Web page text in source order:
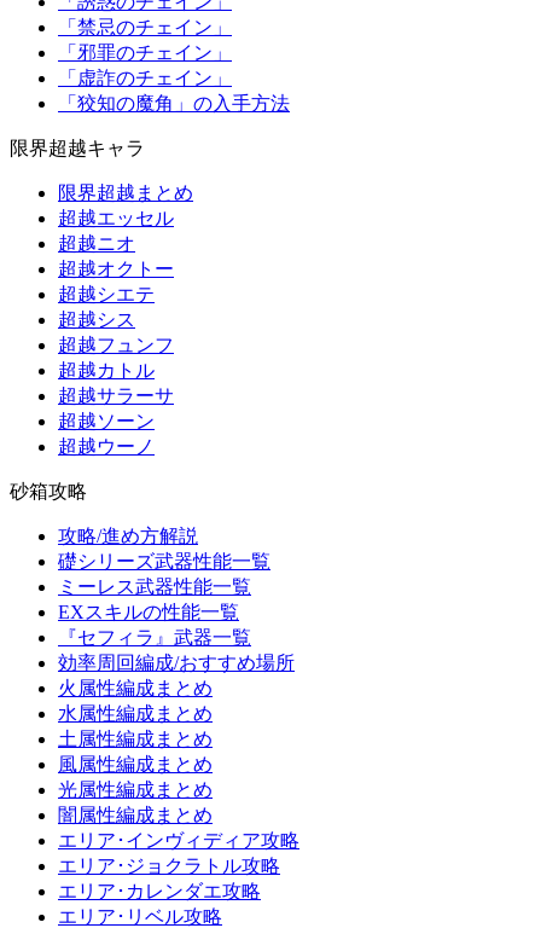
「禁忌のチェイン」
「邪罪のチェイン」
「虚詐のチェイン」
「狡知の魔角」の入手方法
限界超越キャラ
限界超越まとめ
超越エッセル
超越ニオ
超越オクトー
超越シエテ
超越シス
超越フュンフ
超越カトル
超越サラーサ
超越ソーン
超越ウーノ
砂箱攻略
攻略/進め方解説
礎シリーズ武器性能一覧
ミーレス武器性能一覧
EXスキルの性能一覧
『セフィラ』武器一覧
効率周回編成/おすすめ場所
火属性編成まとめ
水属性編成まとめ
土属性編成まとめ
風属性編成まとめ
光属性編成まとめ
闇属性編成まとめ
エリア･インヴィディア攻略
エリア･ジョクラトル攻略
エリア･カレンダエ攻略
エリア･リベル攻略